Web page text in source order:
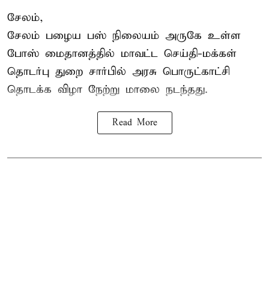
சேலம்,
சேலம் பழைய பஸ் நிலையம் அருகே உள்ள
போஸ் மைதானத்தில் மாவட்ட செய்தி-மக்கள்
தொடர்பு துறை சார்பில் அரசு பொருட்காட்சி
தொடக்க விழா நேற்று மாலை நடந்தது.
Read More